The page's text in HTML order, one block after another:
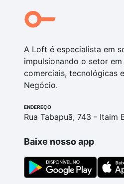
A Loft é especialista em
impulsionando o setor
comerciais, tecnológicas
Negócio.
ENDEREÇO
Rua Tabapuã, 743 - Itaim
Baixe nosso app